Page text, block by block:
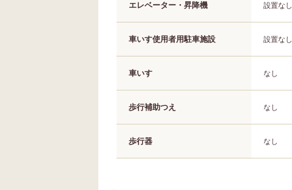
エレベーター・昇降機 設置なし
車いす使用者用駐車施設 設置なし
車いす なし
歩行補助つえ なし
歩行器 なし